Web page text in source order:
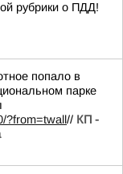
рубрики о ПДД!
попало в
парке
?from=twall// КП -